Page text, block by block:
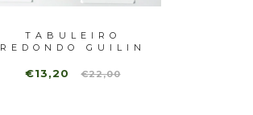
TABULEIRO
REDONDO GUILIN
€13,20 €22,00